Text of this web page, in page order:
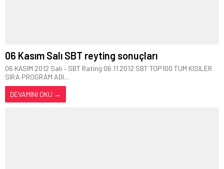
06 Kasım Salı SBT reyting sonuçları
06 KASIM 2012 Salı – SBT Rating 06.11.2012 SBT TOP100 TUM KISILER
SIRA PROGRAM ADI...
DEVAMINI OKU →